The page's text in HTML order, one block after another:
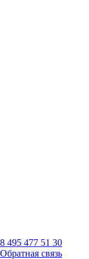
8 495 477 51 30
Обратная связь